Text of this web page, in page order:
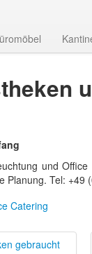
und
Tel: +49
Catering